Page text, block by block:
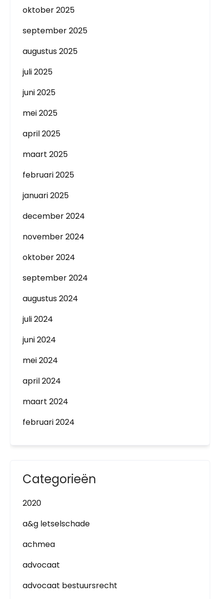
oktober 2025
september 2025
augustus 2025
juli 2025
juni 2025
mei 2025
april 2025
maart 2025
februari 2025
januari 2025
december 2024
november 2024
oktober 2024
september 2024
augustus 2024
juli 2024
juni 2024
mei 2024
april 2024
maart 2024
februari 2024
Categorieën
2020
a&g letselschade
achmea
advocaat
advocaat bestuursrecht